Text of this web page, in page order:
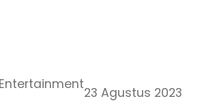
23 Agustus 2023